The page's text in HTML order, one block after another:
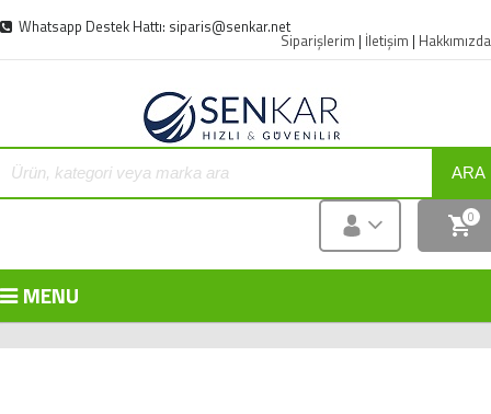
Whatsapp Destek Hattı: siparis@senkar.net
Siparişlerim | İletişim | Hakkımızda
ARA
0
MENU